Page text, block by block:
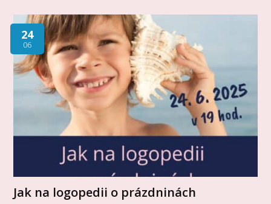
24
06
Jak na logopedii o prázdninách